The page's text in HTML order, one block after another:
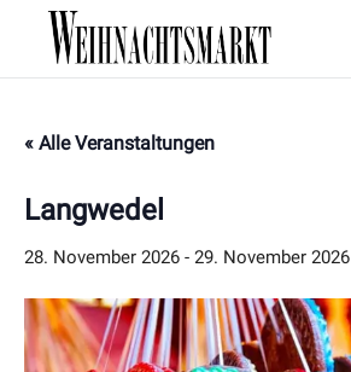
« Alle Veranstaltungen
Langwedel
28. November 2026 - 29. November 2026